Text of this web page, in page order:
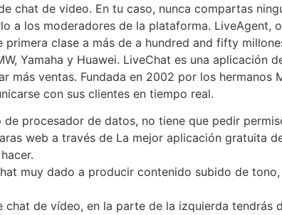
chat de video. En tu caso, nunca compartas
a los moderadores de la plataforma.
clase a más de a hundred and fifty
Yamaha y Huawei. LiveChat es una
más ventas. Fundada en 2002 por los
con sus clientes en tiempo real.
de procesador de datos, no tiene que pedir
web a través de La mejor aplicación gratuita
muy dado a producir contenido subido de
chat de vídeo, en la parte de la izquierda